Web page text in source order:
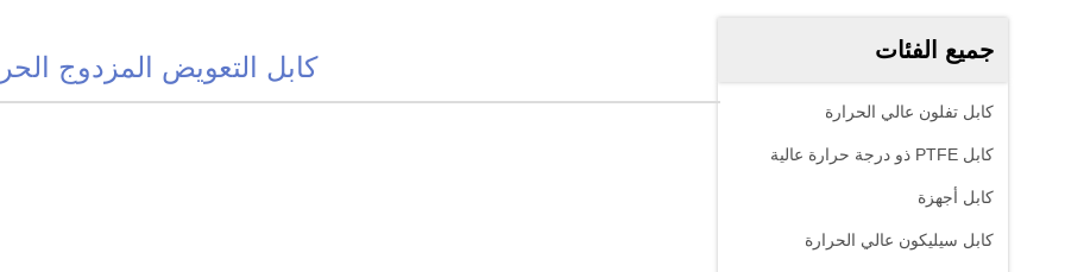
جميع الفئات
كابل تفلون عالي الحرارة
كابل PTFE ذو درجة حرارة عالية
كابل أجهزة
كابل سيليكون عالي الحرارة
كابل التعويض المزدوج